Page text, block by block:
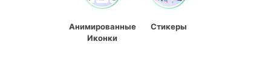
Анимированные
Иконки
Стикеры